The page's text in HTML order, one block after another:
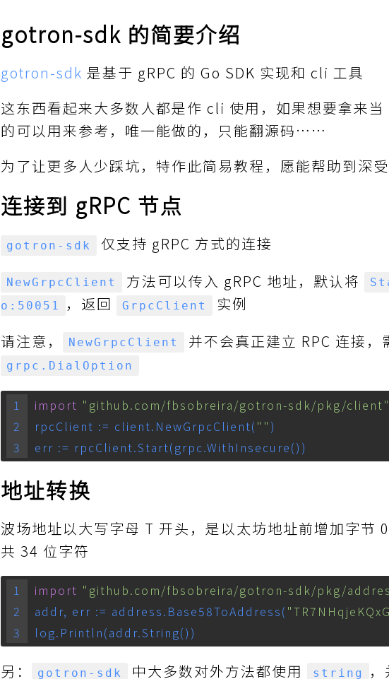
gotron-sdk 的简要介绍
gotron-sdk 是基于 gRPC 的 Go SDK 实现和 cli 工具
这东西看起来大多数人都是作 cli 使用，如果想要拿来当
的可以用来参考，唯一能做的，只能翻源码……
为了让更多人少踩坑，特作此简易教程，愿能帮助到深
连接到 gRPC 节点
gotron-sdk 仅支持 gRPC 方式的连接
NewGrpcClient 方法可以传入 gRPC 地址，默认将
o:50051
，返回 GrpcClient
实例
请注意，
NewGrpcClient 并不会真正建立 RPC 连接，
grpc.DialOption
import "github.com/fbsobreira/gotron-sdk/pkg/client"
rpcClient := client.NewGrpcClient( "" )
err := rpcClient.Start(grpc.WithInsecure())
地址转换
波场地址以大写字母 T 开头，是以太坊地址前增加字节
共 34 位字符
import "github.com/fbsobreira/gotron-sdk/pkg/
addr, err := address.Base58ToAddress(
log.Println(addr.String())
另： gotron-sdk 中大多数对外方法都使用 string